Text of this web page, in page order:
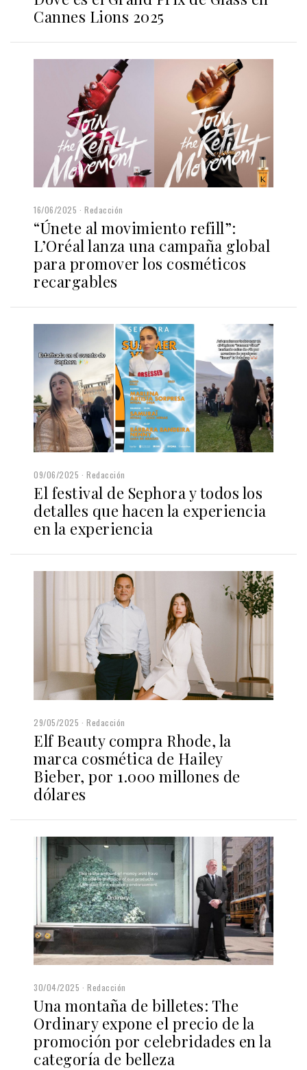
Cannes Lions 2025
16/06/2025 Redacción
“Únete al movimiento refill”:
L’Oréal lanza una campaña global
para promover los cosméticos
recargables
09/06/2025 Redacción
El festival de Sephora y todos los
detalles que hacen la experiencia
en la experiencia
29/05/2025 Redacción
Elf Beauty compra Rhode, la
marca cosmética de Hailey
Bieber, por 1.000 millones de
dólares
30/04/2025 Redacción
Una montaña de billetes: The
Ordinary expone el precio de la
promoción por celebridades en la
categoría de belleza